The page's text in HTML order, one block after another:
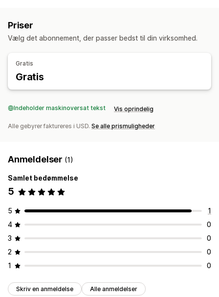
Priser
Vælg det abonnement, der passer bedst til din virksomhed.
Gratis
Gratis
Indeholder maskinoversat tekst Vis oprindelig
Alle gebyrer faktureres i USD. Se alle prismuligheder
Anmeldelser (1)
Samlet bedømmelse
5
5
1
4
0
3
0
2
0
1
0
Skriv en anmeldelse Alle anmeldelser